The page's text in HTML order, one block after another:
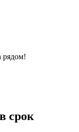
рядом!
срок